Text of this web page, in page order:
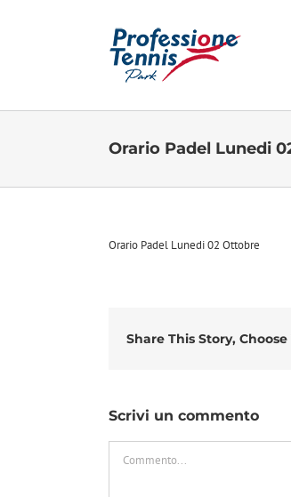
Orario Padel Lunedi
Orario Padel Lunedi 02 Ottobre
Share This Story,
Scrivi un commento